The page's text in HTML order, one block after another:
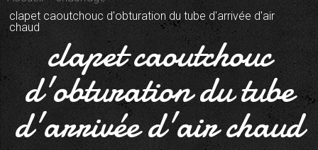
clapet caoutchouc d'obturation du tube d'arrivée d'air
chaud
clapet caoutchouc
d'obturation du tube
d'arrivée d'air chaud